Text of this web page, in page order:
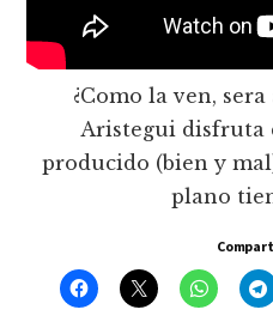
¿Como la ven,
Aristegui disfruta
producido (bien y
plano